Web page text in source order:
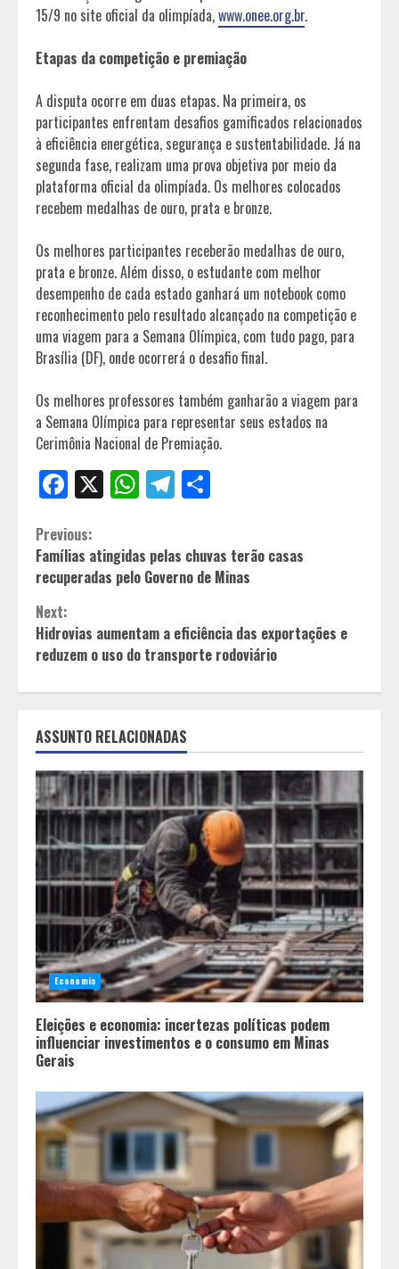
15/9 no site oficial da olimpíada,www.onee.org.br.
Etapas da competição e premiação
A disputa ocorre em duas etapas. Na primeira, os
participantes enfrentam desafios gamificados relacionados
à eficiência energética, segurança e sustentabilidade. Já na
segunda fase, realizam uma prova objetiva por meio da
plataforma oficial da olimpíada. Os melhores colocados
recebem medalhas de ouro, prata e bronze.
Os melhores participantes receberão medalhas de ouro,
prata e bronze. Além disso, o estudante com melhor
desempenho de cada estado ganhará um notebook como
reconhecimento pelo resultado alcançado na competição e
uma viagem para a Semana Olímpica, com tudo pago, para
Brasília (DF), onde ocorrerá o desafio final.
Os melhores professores também ganharão a viagem para
a Semana Olímpica para representar seus estados na
Cerimônia Nacional de Premiação.
Facebook
X WhatsApp
Telegram
Continue
Reading
Previous:
Famílias atingidas pelas chuvas terão casas
recuperadas pelo Governo de Minas
Next:
Hidrovias aumentam a eficiência das exportações e
reduzem o uso do transporte rodoviário
ASSUNTO RELACIONADAS
Economia
Eleições e economia: incertezas políticas podem
influenciar investimentos e o consumo em Minas
Gerais